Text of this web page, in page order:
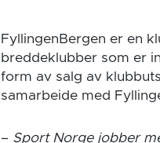
FyllingenBergen er en
breddeklubber som er
form av salg av
samarbeide med
– Sport Norge jobber